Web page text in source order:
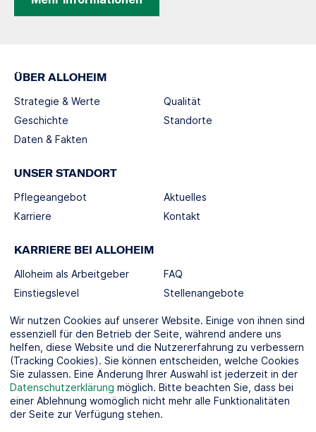
ÜBER ALLOHEIM
Strategie & Werte
Geschichte
Daten & Fakten
Qualität
Standorte
UNSER STANDORT
Pflegeangebot
Karriere
Aktuelles
Kontakt
KARRIERE BEI ALLOHEIM
Alloheim als Arbeitgeber
Einstiegslevel
FAQ
Stellenangebote
SOCIAL MEDIA
Wir nutzen Cookies auf unserer Website. Einige von ihnen sind
essenziell für den Betrieb der Seite, während andere uns
helfen, diese Website und die Nutzererfahrung zu verbessern
(Tracking Cookies). Sie können entscheiden, welche Cookies
Sie zulassen. Eine Änderung Ihrer Auswahl ist jederzeit in der
Datenschutzerklärung möglich. Bitte beachten Sie, dass bei
einer Ablehnung womöglich nicht mehr alle Funktionalitäten
der Seite zur Verfügung stehen.